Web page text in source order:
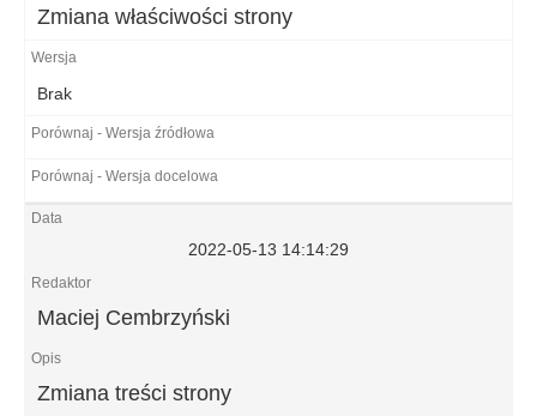
Zmiana właściwości strony
Brak
2022-05-13 14:14:29
Maciej Cembrzyński
Zmiana treści strony